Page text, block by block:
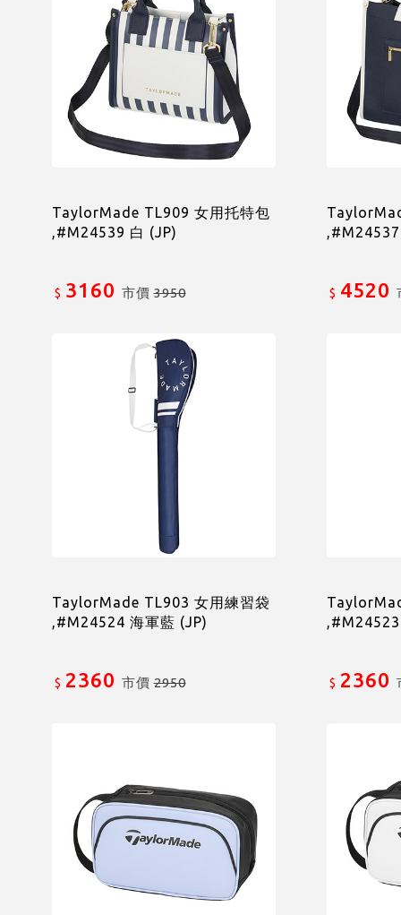
TaylorMade TL909 女用托特包
,#M24539 白 (JP)
$ 3160 市價3950 $ 4520
TaylorMade TL903 女用練習袋
,#M24524 海軍藍 (JP)
$ 2360 市價2950 $ 2360